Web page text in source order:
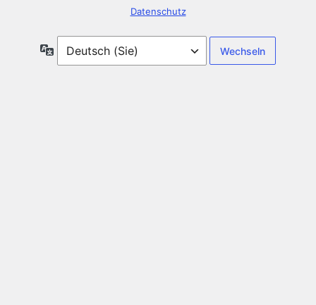
Datenschutz
Sprache